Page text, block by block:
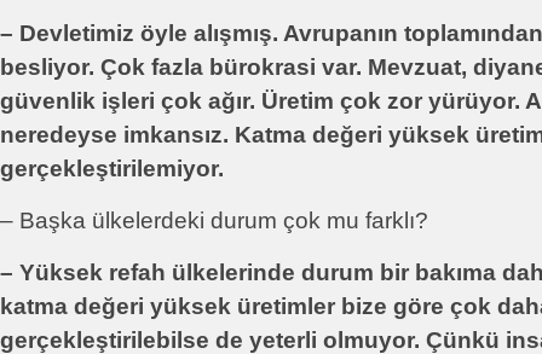
– Devletimiz öyle alışmış. Avrupanın
besliyor. Çok fazla bürokrasi var. Mevzuat,
güvenlik işleri çok ağır. Üretim çok zor yürüyor.
neredeyse imkansız. Katma değeri yüksek
gerçekleştirilemiyor.
– Başka ülkelerdeki durum çok mu farklı?
– Yüksek refah ülkelerinde durum bir bakıma
katma değeri yüksek üretimler bize göre çok
gerçekleştirilebilse de yeterli olmuyor. Çünkü